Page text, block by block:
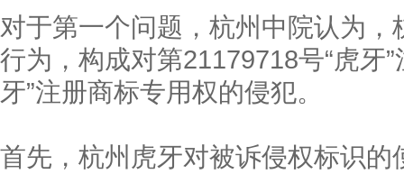
对于第一个问题，杭州中院认为
行为，构成对第21179718号“虎牙
牙”注册商标专用权的侵犯。
首先，杭州虎牙对被诉侵权标识